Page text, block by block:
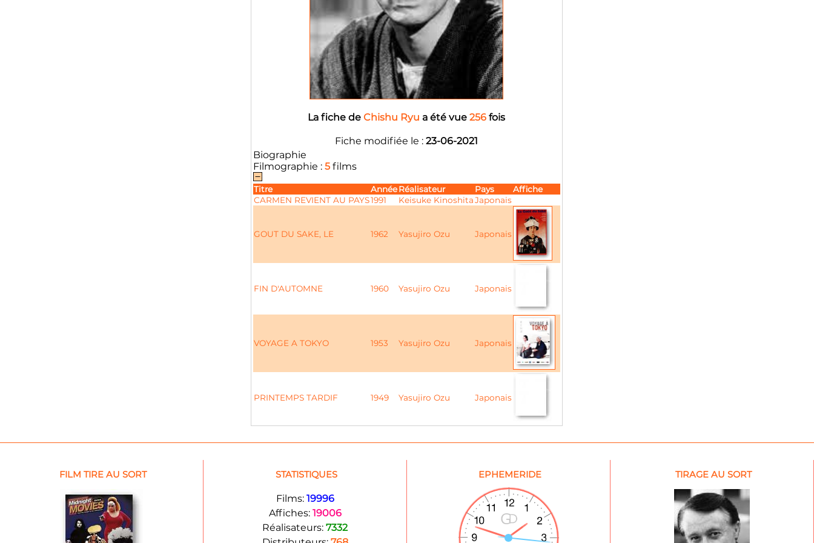
La fiche de Chishu Ryu a été vue 256 fois
Fiche modifiée le : 23-06-2021
Biographie
Filmographie : 5 films
Titre Année Réalisateur Pays
Affiche
CARMEN REVIENT AU PAYS1991 Keisuke KinoshitaJaponais
GOUT DU SAKE, LE 1962 Yasujiro Ozu Japonais
FIN D'AUTOMNE 1960 Yasujiro Ozu Japonais
VOYAGE A TOKYO 1953 Yasujiro Ozu Japonais
PRINTEMPS TARDIF 1949 Yasujiro Ozu Japonais
FILM TIRE AU SORT STATISTIQUES
Films: 19996
Affiches: 19006
Réalisateurs: 7332
EPHEMERIDE TIRAGE AU SORT